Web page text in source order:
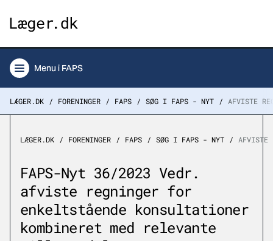
Menu i FAPS
LÆGER.DK FORENINGER FAPS SØG I FAPS - NYT AFVISTE
LÆGER.DK FORENINGER FAPS SØG I FAPS - NYT AFVISTE
FAPS-Nyt 36/2023 Vedr.
afviste regninger for
enkeltstående konsultationer
kombineret med relevante